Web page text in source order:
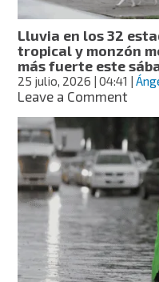
21
y
Lluvia en los 32
tropical y monzón
más fuerte este
25 julio, 2026 | 04:41 |
Leave a Commenton
en
los
32
por
onda
y